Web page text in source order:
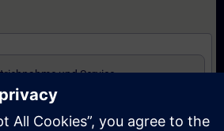
und Service